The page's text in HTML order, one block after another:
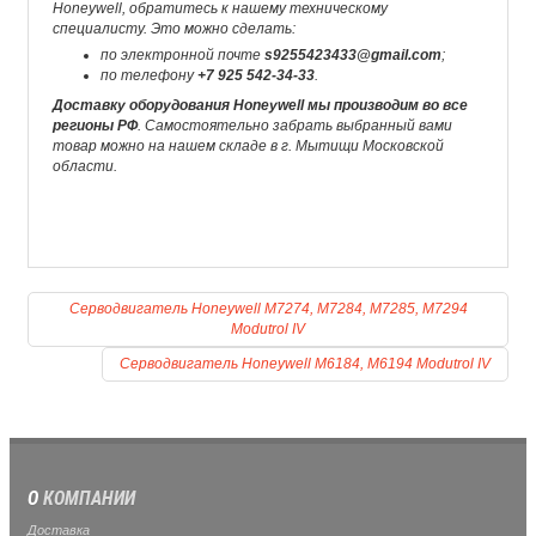
Honeywell, обратитесь к нашему техническому
специалисту. Это можно сделать:
по электронной почте s9255423433@gmail.com;
по телефону+7 925 542-34-33
Доставку оборудования Honeywell мы производим во все
регионы РФ. Самостоятельно забрать выбранный вами
товар можно на нашем складе в г. Мытищи Московской
области.
Серводвигатель Honeywell M7274, M7284, M7285, M7294
Modutrol IV
Серводвигатель Honeywell M6184, M6194 Modutrol IV
О КОМПАНИИ
Доставка